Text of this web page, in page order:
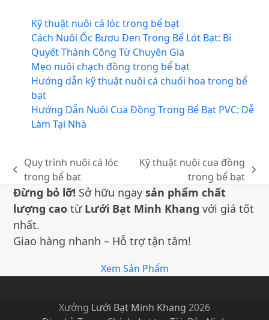
Kỹ thuật nuôi cá lóc trong bể bạt
Cách Nuôi Ốc Bươu Đen Trong Bể Lót Bạt: Bí
Quyết Thành Công Từ Chuyên Gia
Mẹo nuôi chạch đồng trong bể bạt
Hướng dẫn kỹ thuật nuôi cá chuối hoa trong bể
bạt
Hướng Dẫn Nuôi Cua Đồng Trong Bể Bạt PVC: Dễ
Làm Tại Nhà
bài
trước:
Quy trình nuôi cá lóc
trong bể bạt
sau:
Kỹ thuật nuôi cua đồng
trong bể bạt
Đừng bỏ lỡ! Sở hữu ngaysản phẩm chất
lượng cao từ Lưới Bạt Minh Khang với giá tốt
nhất.
Giao hàng nhanh – Hỗ trợ tận tâm!
Xem Sản Phẩm
Xưởng Lưới Bạt Minh Khang 2026